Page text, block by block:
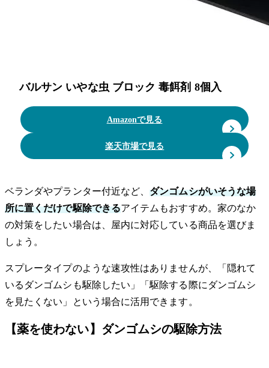
バルサン いやな虫 ブロック 毒餌剤 8個入
Amazonで見る
楽天市場で見る
ベランダやプランター付近など、ダンゴムシがいそうな場
所に置くだけで駆除できるアイテムもおすすめ。家のなか
の対策をしたい場合は、屋内に対応している商品を選びま
しょう。
スプレータイプのような速攻性はありませんが、「隠れて
いるダンゴムシも駆除したい」「駆除する際にダンゴムシ
を見たくない」という場合に活用できます。
【薬を使わない】ダンゴムシの駆除方法